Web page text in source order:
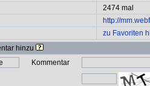
2474 mal
http://
zu Favoriten
hinzu
Kommentar